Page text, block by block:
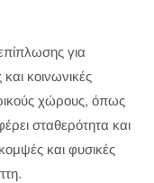
για
κοινωνικές
χώρους, όπως
σταθερότητα και
και φυσικές